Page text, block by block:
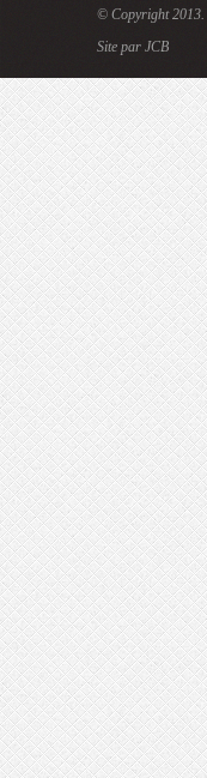
© Copyright 2013.
Site par JCB